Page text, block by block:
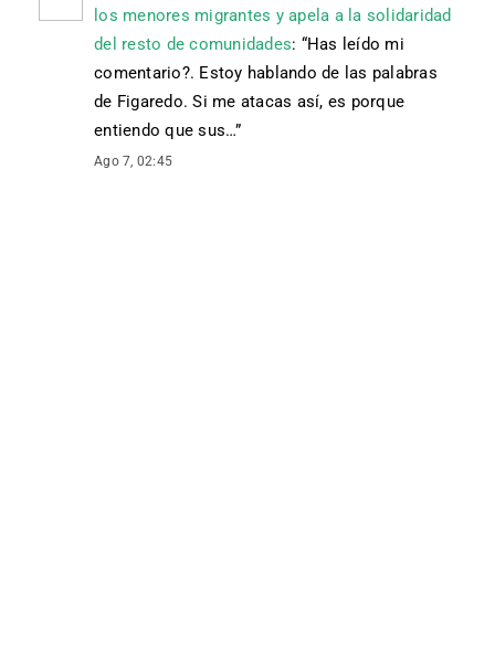
los menores migrantes y apela a la solidaridad
del resto de comunidades: “Has leído mi
comentario?. Estoy hablando de las palabras
de Figaredo. Si me atacas así, es porque
entiendo que sus…”
Ago 7, 02:45